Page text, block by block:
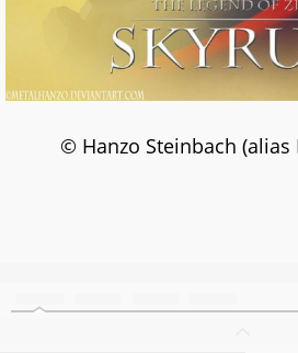
© Hanzo Steinbach (alias